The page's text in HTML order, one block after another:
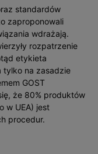
standardów
zaproponowali
wdrażają.
rozpatrzenie
etykieta
tylko na zasadzie
GOST
że 80% produktów
w UEA) jest
procedur.